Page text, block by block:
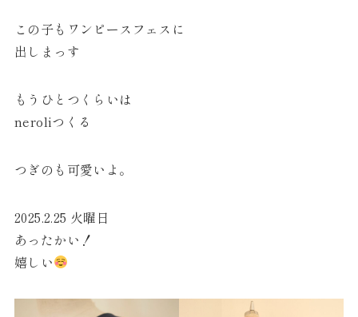
この子もワンピースフェスに
出しまっす
もうひとつくらいは
neroliつくる
つぎのも可愛いよ。
2025.2.25 火曜日
あったかい！
嬉しい